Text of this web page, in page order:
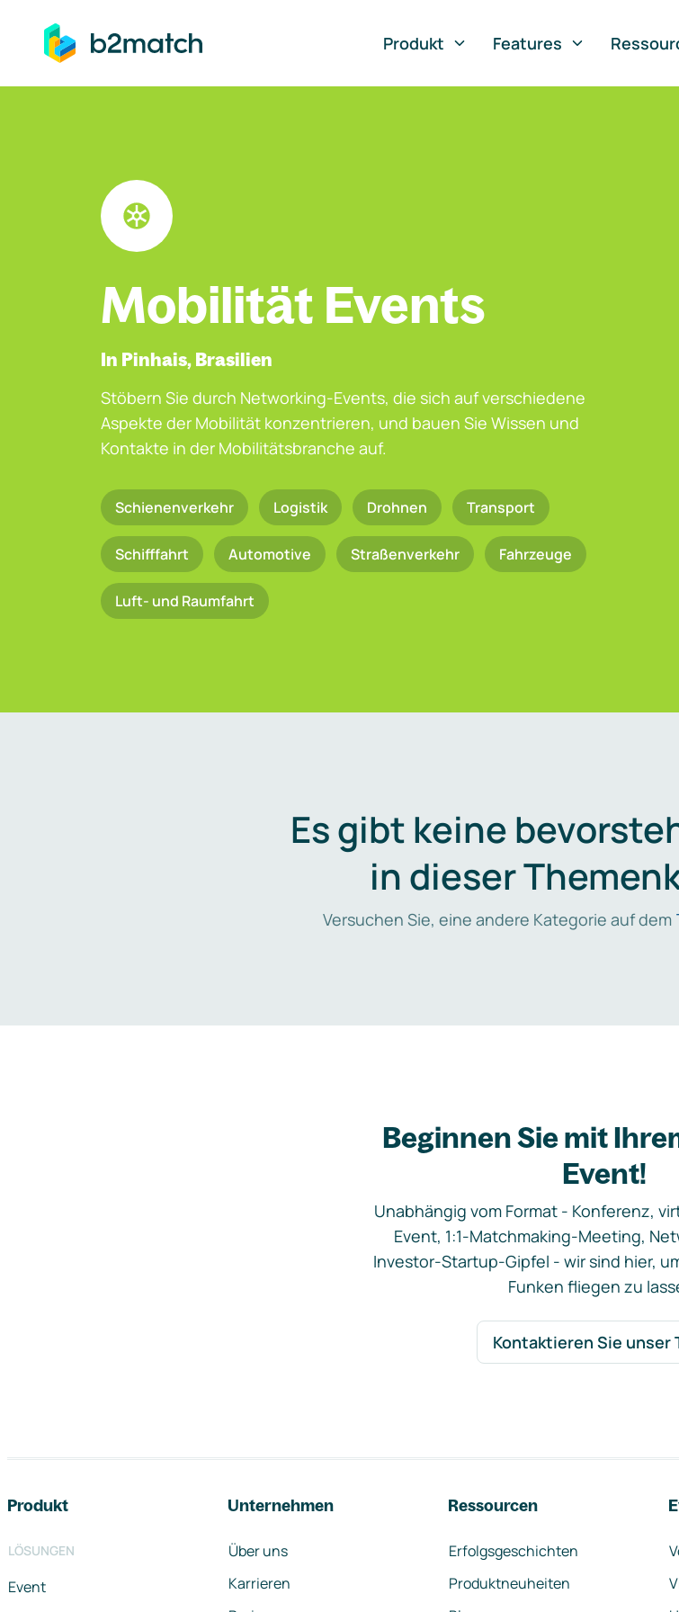
springen
Produkt
Features
Mobilität Events
In Pinhais, Brasilien
Stöbern Sie durch Networking-Events, die sich auf verschiedene
Aspekte der Mobilität konzentrieren, und bauen Sie Wissen und
Kontakte in der Mobilitätsbranche auf.
Schienenverkehr Logistik Drohnen Transport
Schifffahrt Automotive Straßenverkehr Fahrzeuge
Luft- und Raumfahrt
Es gibt keine
in dieser
Versuchen Sie, eine andere Kategorie auf dem
Beginnen Sie mit
Event!
Unabhängig vom Format - Konferenz,
Event, 1:1-Matchmaking-Meeting,
Investor-Startup-Gipfel - wir sind hier,
Funken fliegen zu
Kontaktieren Sie unser
Produkt
LÖSUNGEN
Event
Unternehmen
Über uns
Karrieren
Ressourcen
Erfolgsgeschichten
Produktneuheiten